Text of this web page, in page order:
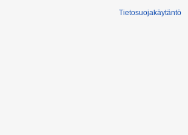
Tietosuojakäytäntö